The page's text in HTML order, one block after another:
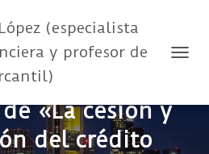
(especialista
y profesor de
«La cesión y
del crédito